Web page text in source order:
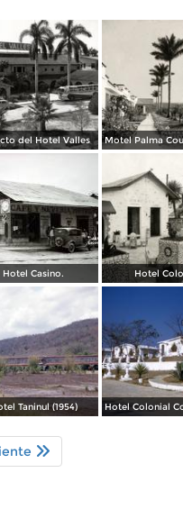
del Hotel Valles
Hotel Casino. Hotel
Taninul (1954) Hotel Colonial